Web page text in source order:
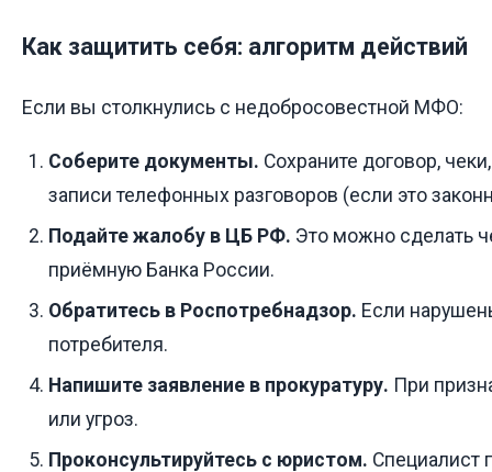
Как защитить себя: алгоритм действий
Если вы столкнулись с недобросовестной МФО:
Соберите документы. Сохраните договор,
записи телефонных разговоров (если это
Подайте жалобу в ЦБ РФ. Это можно сделать
приёмную Банка России.
Обратитесь в Роспотребнадзор. Если
потребителя.
Напишите заявление в прокуратуру. При
или угроз.
Проконсультируйтесь с юристом. Специалист